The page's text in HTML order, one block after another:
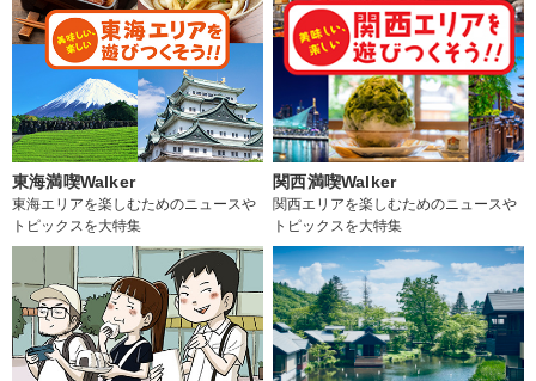
東海満喫Walker
東海エリアを楽しむためのニュースや
トピックスを大特集
関西満喫Walker
関西エリアを楽しむためのニュースや
トピックスを大特集